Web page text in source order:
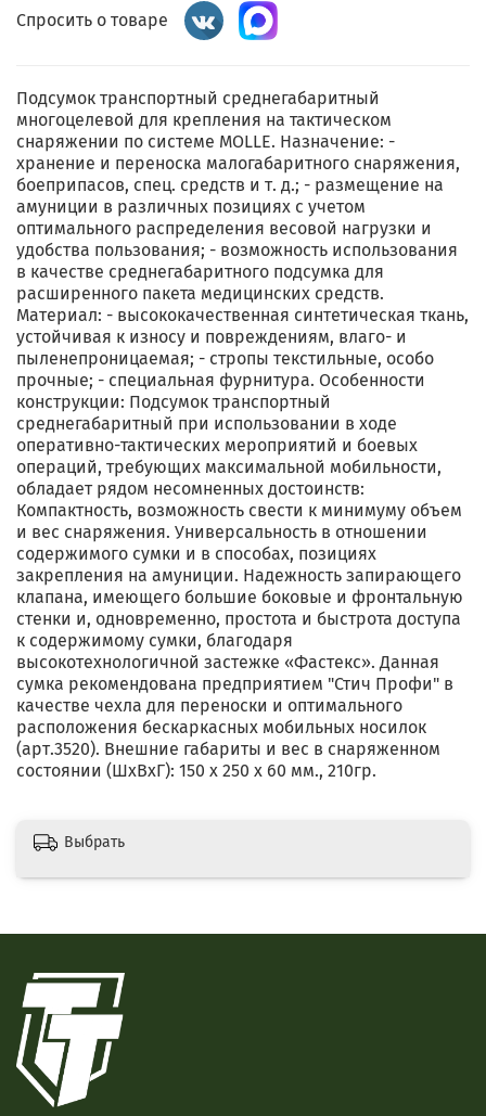
Спросить о товаре
Подсумок транспортный среднегабаритный
многоцелевой для крепления на тактическом
снаряжении по системе MOLLE. Назначение: -
хранение и переноска малогабаритного снаряжения,
боеприпасов, спец. средств и т. д.; - размещение на
амуниции в различных позициях с учетом
оптимального распределения весовой нагрузки и
удобства пользования; - возможность использования
в качестве среднегабаритного подсумка для
расширенного пакета медицинских средств.
Материал: - высококачественная синтетическая ткань,
устойчивая к износу и повреждениям, влаго- и
пыленепроницаемая; - стропы текстильные, особо
прочные; - специальная фурнитура. Особенности
конструкции: Подсумок транспортный
среднегабаритный при использовании в ходе
оперативно-тактических мероприятий и боевых
операций, требующих максимальной мобильности,
обладает рядом несомненных достоинств:
Компактность, возможность свести к минимуму объем
и вес снаряжения. Универсальность в отношении
содержимого сумки и в способах, позициях
закрепления на амуниции. Надежность запирающего
клапана, имеющего большие боковые и фронтальную
стенки и, одновременно, простота и быстрота доступа
к содержимому сумки, благодаря
высокотехнологичной застежке «Фастекс». Данная
сумка рекомендована предприятием "Стич Профи" в
качестве чехла для переноски и оптимального
расположения бескаркасных мобильных носилок
(арт.3520). Внешние габариты и вес в снаряженном
состоянии (ШхВхГ): 150 х 250 х 60 мм., 210гр.
Выбрать